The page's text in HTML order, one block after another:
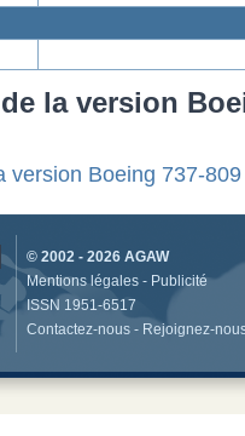
la version
version Boeing 737-809
© 2002 - 2026 AGAW
Mentions légales - Publicité
ISSN 1951-6517
Contactez-nous - Rejoignez-